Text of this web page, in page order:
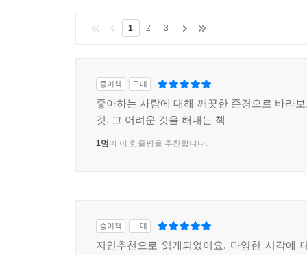
1 2 3
종이책 구매
좋아하는 사람에 대해 깨끗한 존경으로 바라
것. 그 어려운 것을 해내는 책
1명이 이 한줄평을 추천합니다.
종이책 구매
지인추천으로 읽게되었어요, 다양한 시각에